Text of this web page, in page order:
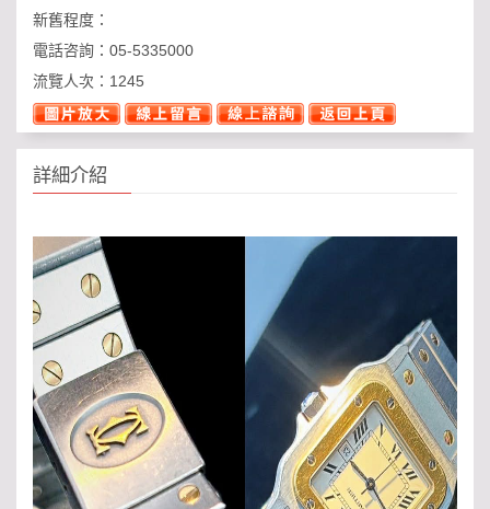
新舊程度：
電話咨詢： 05-5335000
流覽人次： 1245
詳細介紹